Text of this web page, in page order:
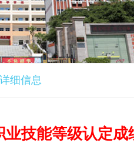
详细信息
业技能等级认定成